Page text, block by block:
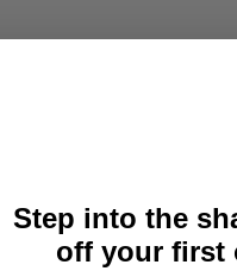
Step into the
off your first